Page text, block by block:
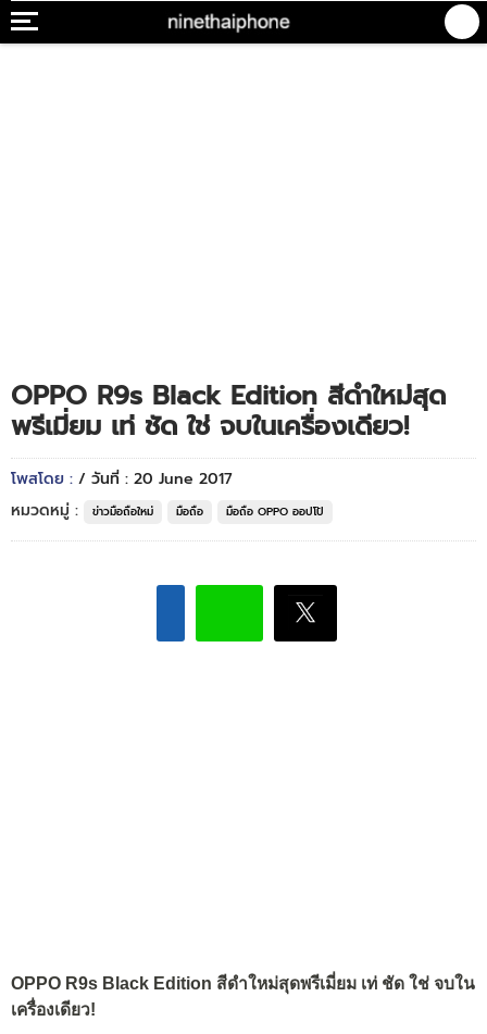
OPPO R9s Black Edition สีดำใหม่สุด
พรีเมี่ยม เท่ ชัด ใช่ จบในเครื่องเดียว!
โพสโดย : / วันที่ : 20 June 2017
หมวดหมู่ :
ข่าวมือถือใหม่ มือถือ มือถือ OPPO ออปโป้
OPPO R9s Black Edition สีดำใหม่สุดพรีเมี่ยม เท่ ชัด ใช่ จบใน
เครื่องเดียว!